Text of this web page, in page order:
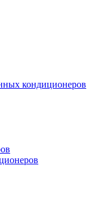
кондиционеров